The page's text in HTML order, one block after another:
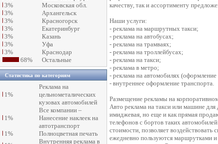
3%
Московская обл.
3%
Архангельск
3%
Красногорск
3%
Екатеринбург
3%
Казань
3%
Уфа
3%
Краснодар
68%
Остальные
Статистика по категориям
1%
Реклама на
цельнометалических
кузовах автомобилей
1%
Все компании –
Нанесение наклеек на
автотранспорт
1%
Полноцветная печать
Внутренняя реклама в
качеству, так и ассортименту
Наши услуги:
- реклама на маршрутных такси;
- реклама на автобусах;
- реклама на трамваях;
- реклама на троллейбусах;
- реклама на такси;
- реклама в метро;
- реклама на автомобилях
- внутреннее оформление транспорта.
Размещение рекламы на
Авто реклама на такси или машине для
имиджевая, но еще и как прямая
телефонов с бортов таких
стоимости, позволяет
ежедневно пользуются маршрутками